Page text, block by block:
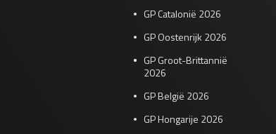
GP Catalonië 2026
GP Oostenrijk 2026
GP Groot-Brittannië
2026
GP België 2026
GP Hongarije 2026